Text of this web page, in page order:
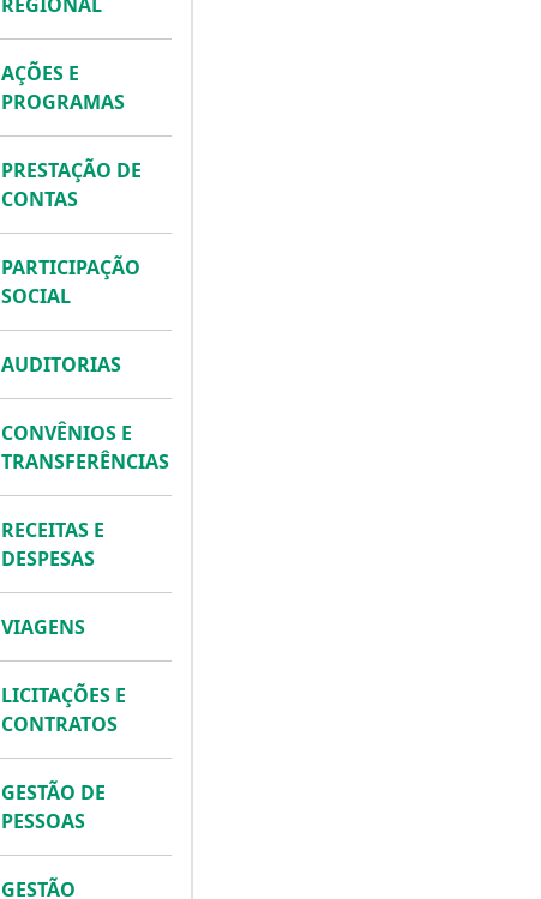
AÇÕES E
PROGRAMAS
PRESTAÇÃO DE
CONTAS
PARTICIPAÇÃO
SOCIAL
AUDITORIAS
CONVÊNIOS E
TRANSFERÊNCIAS
RECEITAS E
DESPESAS
VIAGENS
LICITAÇÕES E
CONTRATOS
GESTÃO DE
PESSOAS
GESTÃO